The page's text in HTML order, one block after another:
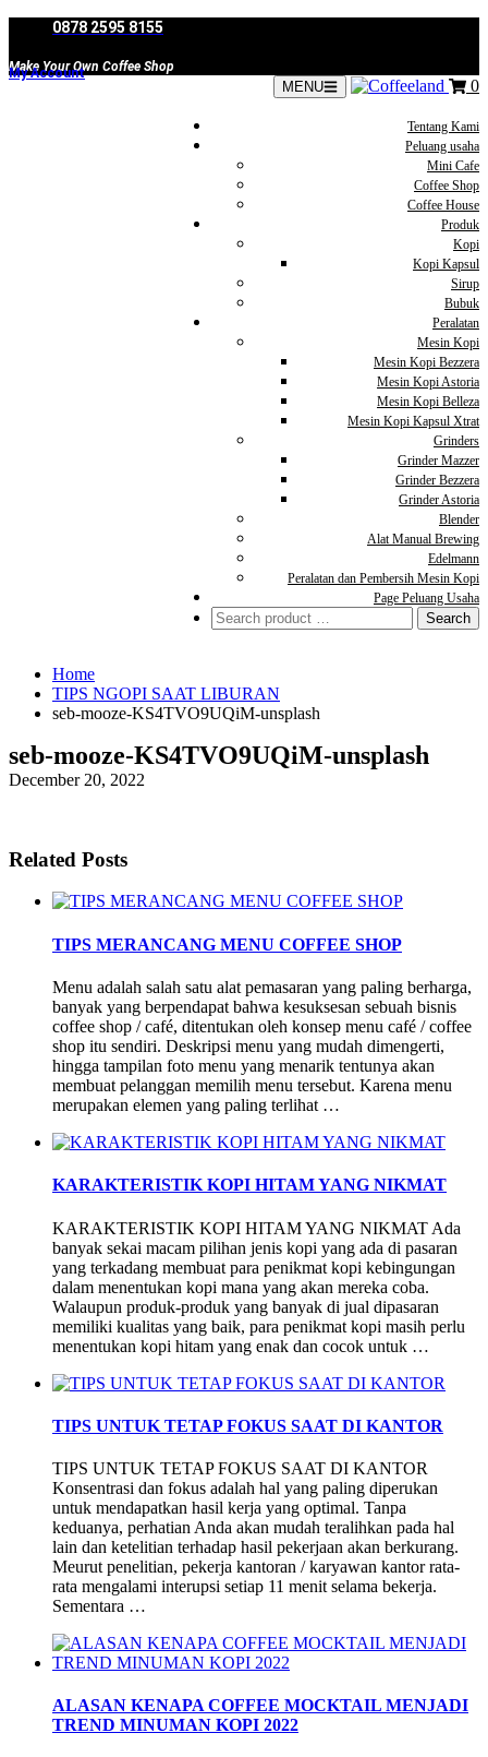
content
0878 2595 8155
Make Your Own Coffee Shop
My Account
MENU 0
Tentang Kami
Peluang usaha
Mini Cafe
Coffee Shop
Coffee House
Produk
Kopi
Kopi Kapsul
Sirup
Bubuk
Peralatan
Mesin Kopi
Mesin Kopi Bezzera
Mesin Kopi Astoria
Mesin Kopi Belleza
Mesin Kopi Kapsul Xtrat
Grinders
Grinder Mazzer
Grinder Bezzera
Grinder Astoria
Blender
Alat Manual Brewing
Edelmann
Peralatan dan Pembersih Mesin Kopi
Page Peluang Usaha
Search
for:
Home
TIPS NGOPI SAAT LIBURAN
seb-mooze-KS4TVO9UQiM-unsplash
seb-mooze-KS4TVO9UQiM-unsplash
December 20, 2022
Related Posts
TIPS MERANCANG MENU COFFEE SHOP
Menu adalah salah satu alat pemasaran yang paling berharga,
banyak yang berpendapat bahwa kesuksesan sebuah bisnis
coffee shop / café, ditentukan oleh konsep menu café / coffee
shop itu sendiri. Deskripsi menu yang mudah dimengerti,
hingga tampilan foto menu yang menarik tentunya akan
membuat pelanggan memilih menu tersebut. Karena menu
merupakan elemen yang paling terlihat …
KARAKTERISTIK KOPI HITAM YANG NIKMAT
KARAKTERISTIK KOPI HITAM YANG NIKMAT Ada
banyak sekai macam pilihan jenis kopi yang ada di pasaran
yang terkadang membuat para penikmat kopi kebingungan
dalam menentukan kopi mana yang akan mereka coba.
Walaupun produk-produk yang banyak di jual dipasaran
memiliki kualitas yang baik, para penikmat kopi masih perlu
menentukan kopi hitam yang enak dan cocok untuk …
TIPS UNTUK TETAP FOKUS SAAT DI KANTOR
TIPS UNTUK TETAP FOKUS SAAT DI KANTOR
Konsentrasi dan fokus adalah hal yang paling diperukan
untuk mendapatkan hasil kerja yang optimal. Tanpa
keduanya, perhatian Anda akan mudah teralihkan pada hal
lain dan ketelitian terhadap hasil pekerjaan akan berkurang.
Meurut penelitian, pekerja kantoran / karyawan kantor rata-
rata mengalami interupsi setiap 11 menit selama bekerja.
Sementara …
ALASAN KENAPA COFFEE MOCKTAIL MENJADI
TREND MINUMAN KOPI 2022